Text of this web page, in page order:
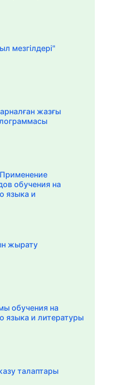
мезгілдері"
жазғы
обучения на
языка и
жырату
обучения на
языка и литературы
талаптары